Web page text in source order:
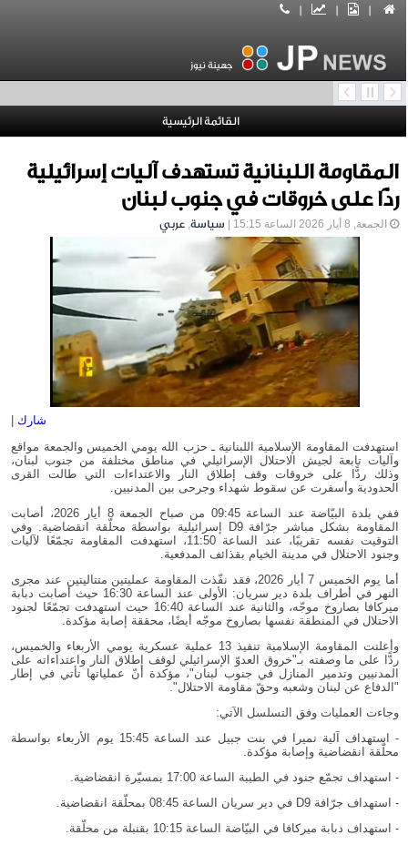
|
|
|
جهينة نيوز
القائمة الرئيسية
المقاومة اللبنانية تستهدف آليات إسرائيلية
ردًّا على خروقات في جنوب لبنان
الجمعة, 8 أيار 2026 الساعة 15:15 | سياسة, عربي
شارك |
استهدفت المقاومة الإسلامية اللبنانية ـ حزب الله يومي الخميس والجمعة مواقع
وآليات تابعة لجيش الاحتلال الإسرائيلي في مناطق مختلفة من جنوب لبنان،
وذلك ردًّا على خروقات وقف إطلاق النار والاعتداءات التي طالت القرى
الحدودية وأسفرت عن سقوط شهداء وجرحى بين المدنيين.
ففي بلدة البيّاضة عند الساعة 09:45 من صباح الجمعة 8 أيار 2026، أصابت
المقاومة بشكل مباشر جرّافة D9 إسرائيلية بواسطة محلّقة انقضاضية. وفي
التوقيت نفسه تقريبًا، عند الساعة 11:50، استهدفت المقاومة تجمّعًا لآليات
وجنود الاحتلال في مدينة الخيام بقذائف المدفعية.
أما يوم الخميس 7 أيار 2026، فقد نفّذت المقاومة عمليتين متتاليتين عند مجرى
النهر في أطراف بلدة دير سريان: الأولى عند الساعة 16:30 حيث أصابت دبابة
ميركافا بصاروخ موجّه، والثانية عند الساعة 16:40 حيث استهدفت تجمّعًا لجنود
الاحتلال في المنطقة نفسها بصاروخ موجّه أيضًا، محققة إصابة مؤكدة.
وأعلنت المقاومة الإسلامية تنفيذ 13 عملية عسكرية يومي الأربعاء والخميس،
ردًّا على ما وصفته بـ"خروق العدوّ الإسرائيلي لوقف إطلاق النار واعتداءاته على
المدنيين وتدمير المنازل في جنوب لبنان"، مؤكدة أنّ عملياتها تأتي في إطار
"الدفاع عن لبنان وشعبه وحقّ مقاومة الاحتلال".
وجاءت العمليات وفق التسلسل الآتي:
- استهداف آلية نميرا في بنت جبيل عند الساعة 15:45 يوم الأربعاء بواسطة
محلّقة انقضاضية وإصابة مؤكدة.
- استهداف تجمّع جنود في الطيبة الساعة 17:00 بمسيّرة انقضاضية.
- استهداف جرّافة D9 في دير سريان الساعة 08:45 بمحلّقة انقضاضية.
- استهداف دبابة ميركافا في البيّاضة الساعة 10:15 بقنبلة من محلّقة.